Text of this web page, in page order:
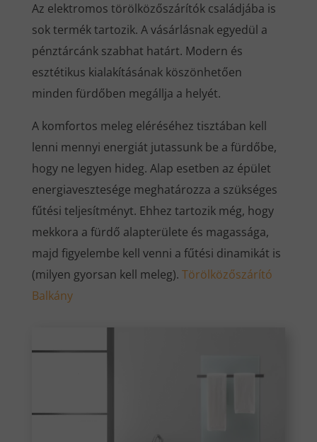
Az elektromos törölközőszárítók családjába is
sok termék tartozik. A vásárlásnak egyedül a
pénztárcánk szabhat határt. Modern és
esztétikus kialakításának köszönhetően
minden fürdőben megállja a helyét.
A komfortos meleg eléréséhez tisztában kell
lenni mennyi energiát jutassunk be a fürdőbe,
hogy ne legyen hideg. Alap esetben az épület
energiavesztesége meghatározza a szükséges
fűtési teljesítményt. Ehhez tartozik még, hogy
mekkora a fürdő alapterülete és magassága,
majd figyelembe kell venni a fűtési dinamikát is
(milyen gyorsan kell meleg). Törölközőszárító
Balkány